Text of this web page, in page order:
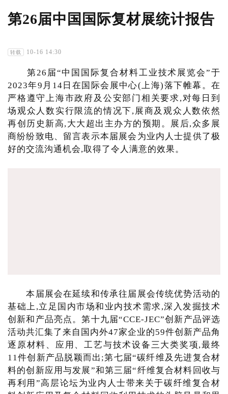
第26届中国国际复材展统计报告
转载 10-16 14:30
第26届“中国国际复合材料工业技术展览会”于
2023年9月14日在国际会展中心(上海)落下帷幕。在
严格遵守上海市政府及公安部门相关要求,对每日到
场观众人数实行限流的情况下,展商及观众人数依然
再创历史新高,大大超出主办方的预期。展后,众多展
商纷纷致电、留言表示本届展会为业内人士提供了极
好的交流沟通机会,取得了令人满意的效果。
本届展会在延续和传承往届展会传统优势活动的
基础上,立足国内市场和业内技术需求,深入发掘技术
创新和产品亮点。第十九届“CCE-JEC”创新产品评选
活动共汇集了来自国内外47家企业的59件创新产品角
逐原材料、应用、工艺与技术设备三大类奖项,最终
11件创新产品脱颖而出;第七届“碳纤维及先进复合材
料的创新应用与发展”和第三届“纤维复合材料回收与
再利用”高层论坛为业内人士带来关于碳纤维复合材